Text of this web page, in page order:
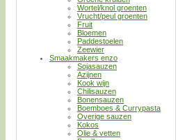
Wortel/knol groenten
Vrucht/peul groenten
Fruit
Bloemen
Paddestoelen
Zeewier
Smaakmakers enzo
Sojasauzen
Azijnen
Kook wijn
Chilisauzen
Bonensauzen
Boemboes & Currypasta
Overige sauzen
Kokos
Olie & vetten